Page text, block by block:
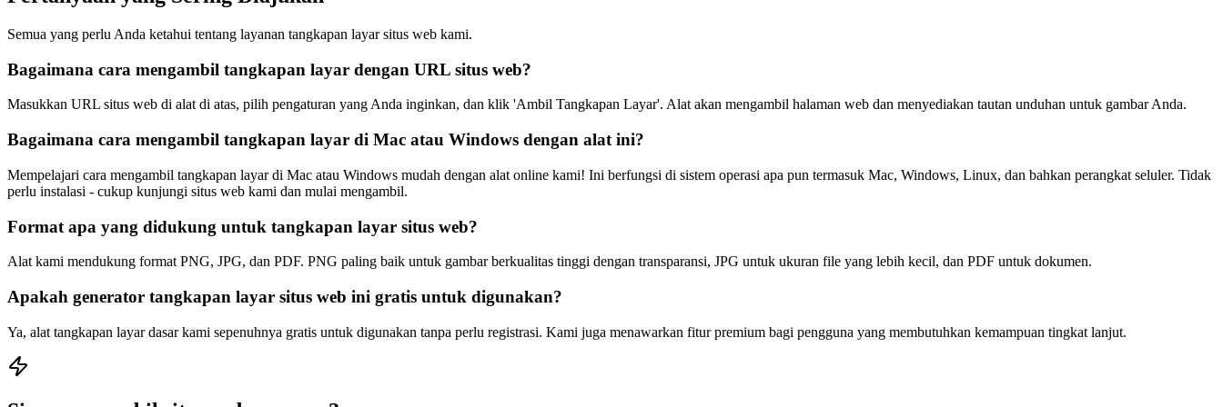
Semua yang perlu Anda ketahui tentang layanan tangkapan layar situs web kami.
Bagaimana cara mengambil tangkapan layar dengan URL situs web?
Masukkan URL situs web di alat di atas, pilih pengaturan yang Anda inginkan, dan klik 'Ambil Tangkapan Layar'. Alat akan mengambil halaman web dan menyediakan tautan unduhan untuk gambar Anda.
Bagaimana cara mengambil tangkapan layar di Mac atau Windows dengan alat ini?
Mempelajari cara mengambil tangkapan layar di Mac atau Windows mudah dengan alat online kami! Ini berfungsi di sistem operasi apa pun termasuk Mac, Windows, Linux, dan bahkan perangkat seluler. Tidak
perlu instalasi - cukup kunjungi situs web kami dan mulai mengambil.
Format apa yang didukung untuk tangkapan layar situs web?
Alat kami mendukung format PNG, JPG, dan PDF. PNG paling baik untuk gambar berkualitas tinggi dengan transparansi, JPG untuk ukuran file yang lebih kecil, dan PDF untuk dokumen.
Apakah generator tangkapan layar situs web ini gratis untuk digunakan?
Ya, alat tangkapan layar dasar kami sepenuhnya gratis untuk digunakan tanpa perlu registrasi. Kami juga menawarkan fitur premium bagi pengguna yang membutuhkan kemampuan tingkat lanjut.